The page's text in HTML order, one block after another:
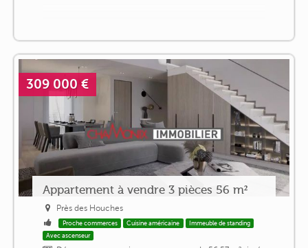
309 000 €
Appartement à vendre 3 pièces 56 m²
Près des Houches
Proche commerces Cuisine américaine
Immeuble de standing
Avec ascenseur